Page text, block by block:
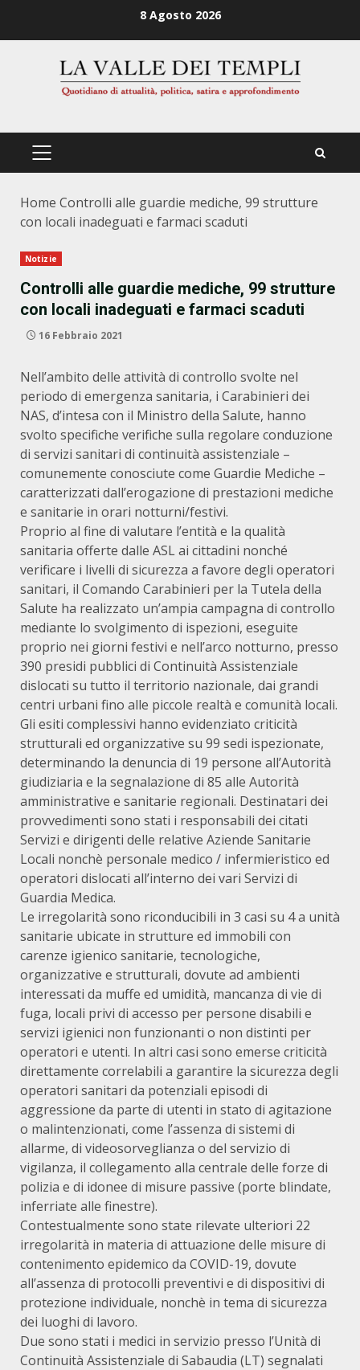
8 Agosto 2026
PRIMÄRES
Home Controlli alle guardie mediche, 99 strutture
con locali inadeguati e farmaci scaduti
Notizie
Controlli alle guardie mediche, 99 strutture
con locali inadeguati e farmaci scaduti
16 Febbraio 2021
Nell’ambito delle attività di controllo svolte nel
periodo di emergenza sanitaria, i Carabinieri dei
NAS, d’intesa con il Ministro della Salute, hanno
svolto specifiche verifiche sulla regolare conduzione
di servizi sanitari di continuità assistenziale –
comunemente conosciute come Guardie Mediche –
caratterizzati dall’erogazione di prestazioni mediche
e sanitarie in orari notturni/festivi.
Proprio al fine di valutare l’entità e la qualità
sanitaria offerte dalle ASL ai cittadini nonché
verificare i livelli di sicurezza a favore degli operatori
sanitari, il Comando Carabinieri per la Tutela della
Salute ha realizzato un’ampia campagna di controllo
mediante lo svolgimento di ispezioni, eseguite
proprio nei giorni festivi e nell’arco notturno, presso
390 presidi pubblici di Continuità Assistenziale
dislocati su tutto il territorio nazionale, dai grandi
centri urbani fino alle piccole realtà e comunità locali.
Gli esiti complessivi hanno evidenziato criticità
strutturali ed organizzative su 99 sedi ispezionate,
determinando la denuncia di 19 persone all’Autorità
giudiziaria e la segnalazione di 85 alle Autorità
amministrative e sanitarie regionali. Destinatari dei
provvedimenti sono stati i responsabili dei citati
Servizi e dirigenti delle relative Aziende Sanitarie
Locali nonchè personale medico / infermieristico ed
operatori dislocati all’interno dei vari Servizi di
Guardia Medica.
Le irregolarità sono riconducibili in 3 casi su 4 a unità
sanitarie ubicate in strutture ed immobili con
carenze igienico sanitarie, tecnologiche,
organizzative e strutturali, dovute ad ambienti
interessati da muffe ed umidità, mancanza di vie di
fuga, locali privi di accesso per persone disabili e
servizi igienici non funzionanti o non distinti per
operatori e utenti. In altri casi sono emerse criticità
direttamente correlabili a garantire la sicurezza degli
operatori sanitari da potenziali episodi di
aggressione da parte di utenti in stato di agitazione
o malintenzionati, come l’assenza di sistemi di
allarme, di videosorveglianza o del servizio di
vigilanza, il collegamento alla centrale delle forze di
polizia e di idonee di misure passive (porte blindate,
inferriate alle finestre).
Contestualmente sono state rilevate ulteriori 22
irregolarità in materia di attuazione delle misure di
contenimento epidemico da COVID-19, dovute
all’assenza di protocolli preventivi e di dispositivi di
protezione individuale, nonchè in tema di sicurezza
dei luoghi di lavoro.
Due sono stati i medici in servizio presso l’Unità di
Continuità Assistenziale di Sabaudia (LT) segnalati